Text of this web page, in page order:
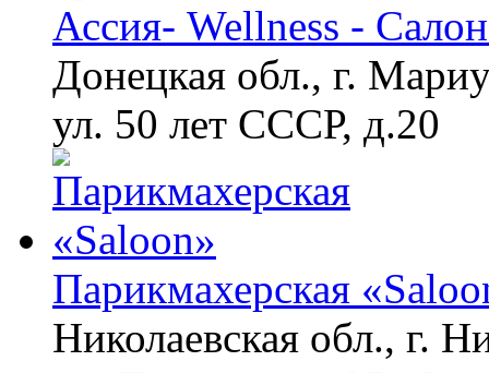
Ассия- Wellness -
Донецкая обл., г.
ул. 50 лет СССР, д.20
Парикмахерская
Николаевская обл., г.